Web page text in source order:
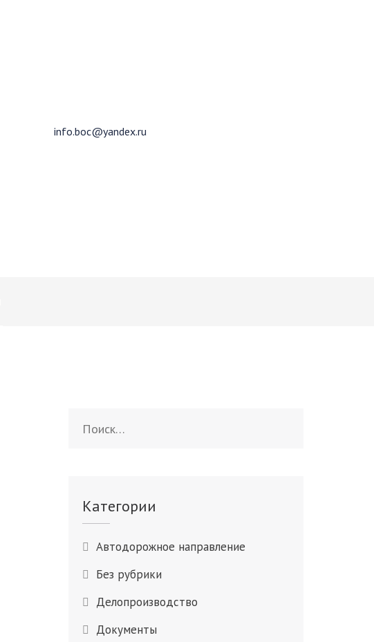
info.boc@yandex.ru
Категории
Автодорожное направление
Без рубрики
Делопроизводство
Документы